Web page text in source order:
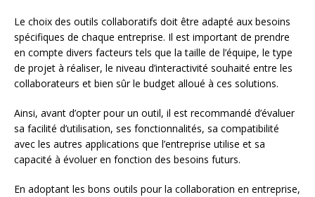
Le choix des outils collaboratifs doit être adapté aux besoins
spécifiques de chaque entreprise. Il est important de prendre
en compte divers facteurs tels que la taille de l’équipe, le type
de projet à réaliser, le niveau d’interactivité souhaité entre les
collaborateurs et bien sûr le budget alloué à ces solutions.
Ainsi, avant d’opter pour un outil, il est recommandé d’évaluer
sa facilité d’utilisation, ses fonctionnalités, sa compatibilité
avec les autres applications que l’entreprise utilise et sa
capacité à évoluer en fonction des besoins futurs.
En adoptant les bons outils pour la collaboration en entreprise,